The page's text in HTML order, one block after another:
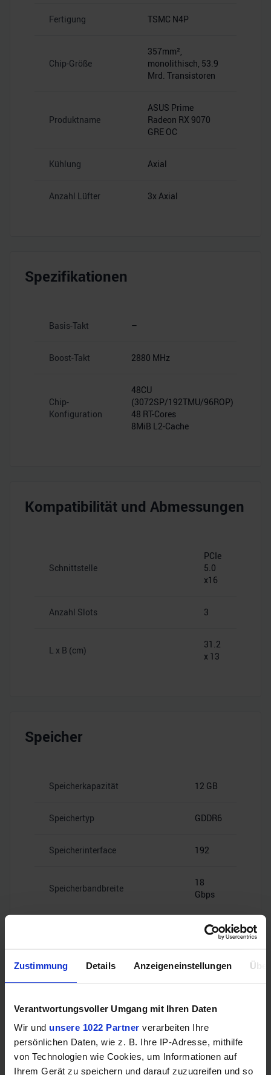
Zustimmung Details Anzeigeneinstellungen
Verantwortungsvoller Umgang mit Ihren Daten
Wir und unsere 1022 Partner verarbeiten Ihre
persönlichen Daten, wie z. B. Ihre IP-Adresse, mithilfe
von Technologien wie Cookies, um Informationen auf
Ihrem Gerät zu speichern und darauf zuzugreifen und so
Fertigung TSMC N4P
Chip-Größe
357mm²,
monolithisch, 53.9
Mrd. Transistoren
Produktname
ASUS Prime
Radeon RX 9070
GRE OC
Kühlung Axial
Anzahl Lüfter 3x Axial
Spezifikationen
Basis-Takt –
Boost-Takt 2880 MHz
Chip-
Konfiguration
48CU
(3072SP/192TMU/96ROP)
48 RT-Cores
8MiB L2-Cache
Kompatibilität und Abmessungen
Schnittstelle
PCIe
5.0
x16
Anzahl Slots 3
L x B (cm)
31.2
x 13
Speicher
Speicherkapazität 12 GB
Speichertyp GDDR6
Speicherinterface 192
Speicherbandbreite
18
Gbps
Videoanschlüsse
HDMI
1x HDMI
2.1b
3x